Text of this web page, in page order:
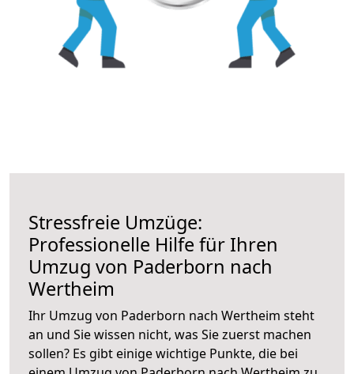
Stressfreie Umzüge:
Professionelle Hilfe für Ihren
Umzug von Paderborn nach
Wertheim
Ihr Umzug von Paderborn nach Wertheim steht
an und Sie wissen nicht, was Sie zuerst machen
sollen? Es gibt einige wichtige Punkte, die bei